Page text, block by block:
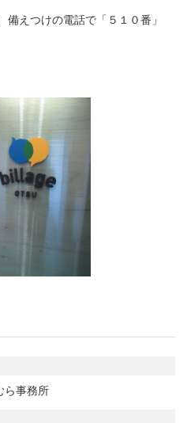
えつけの電話で「５１０番」
ら事務所